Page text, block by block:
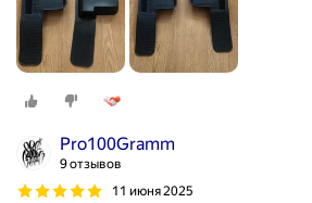
Pro100Gramm
9 отзывов
11 июня 2025